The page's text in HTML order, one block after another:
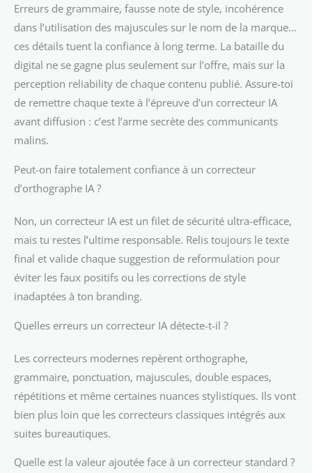
Erreurs de grammaire, fausse note de style, incohérence
dans l’utilisation des majuscules sur le nom de la marque…
ces détails tuent la confiance à long terme. La bataille du
digital ne se gagne plus seulement sur l’offre, mais sur la
perception reliability de chaque contenu publié. Assure-toi
de remettre chaque texte à l’épreuve d’un correcteur IA
avant diffusion : c’est l’arme secrète des communicants
malins.
Peut-on faire totalement confiance à un correcteur
d’orthographe IA ?
Non, un correcteur IA est un filet de sécurité ultra-efficace,
mais tu restes l’ultime responsable. Relis toujours le texte
final et valide chaque suggestion de reformulation pour
éviter les faux positifs ou les corrections de style
inadaptées à ton branding.
Quelles erreurs un correcteur IA détecte-t-il ?
Les correcteurs modernes repèrent orthographe,
grammaire, ponctuation, majuscules, double espaces,
répétitions et même certaines nuances stylistiques. Ils vont
bien plus loin que les correcteurs classiques intégrés aux
suites bureautiques.
Quelle est la valeur ajoutée face à un correcteur standard ?